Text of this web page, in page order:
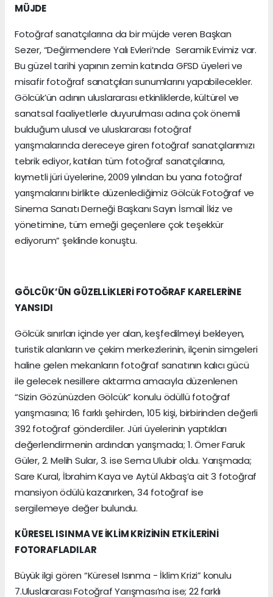
MÜJDE
Fotoğraf sanatçılarına da bir müjde veren Başkan
Sezer, “Değirmendere Yalı Evleri’nde Seramik Evimiz var.
Bu güzel tarihi yapının zemin katında GFSD üyeleri ve
misafir fotoğraf sanatçıları sunumlarını yapabilecekler.
Gölcük’ün adının uluslararası etkinliklerde, kültürel ve
sanatsal faaliyetlerle duyurulması adına çok önemli
bulduğum ulusal ve uluslararası fotoğraf
yarışmalarında dereceye giren fotoğraf sanatçılarımızı
tebrik ediyor, katılan tüm fotoğraf sanatçılarına,
kıymetli jüri üyelerine, 2009 yılından bu yana fotoğraf
yarışmalarını birlikte düzenlediğimiz Gölcük Fotoğraf ve
Sinema Sanatı Derneği Başkanı Sayın İsmail İkiz ve
yönetimine, tüm emeği geçenlere çok teşekkür
ediyorum” şeklinde konuştu.
GÖLCÜK’ÜN GÜZELLİKLERİ FOTOĞRAF KARELERİNE
YANSIDI
Gölcük sınırları içinde yer alan, keşfedilmeyi bekleyen,
turistik alanların ve çekim merkezlerinin, ilçenin simgeleri
haline gelen mekanların fotoğraf sanatının kalıcı gücü
ile gelecek nesillere aktarma amacıyla düzenlenen
“Sizin Gözünüzden Gölcük” konulu ödüllü fotoğraf
yarışmasına; 16 farklı şehirden, 105 kişi, birbirinden değerli
392 fotoğraf gönderdiler. Jüri üyelerinin yaptıkları
değerlendirmenin ardından yarışmada; 1. Ömer Faruk
Güler, 2. Melih Sular, 3. ise Sema Ulubir oldu. Yarışmada;
Sare Kural, İbrahim Kaya ve Aytül Akbaş’a ait 3 fotoğraf
mansiyon ödülü kazanırken, 34 fotoğraf ise
sergilemeye değer bulundu.
KÜRESEL ISINMA VE İKLİM KRİZİNİN ETKİLERİNİ
FOTORAFLADILAR
Büyük ilgi gören “Küresel Isınma - İklim Krizi” konulu
7.Uluslararası Fotoğraf Yarışması’na ise; 22 farklı